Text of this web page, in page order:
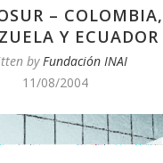
– COLOMBIA,
Y ECUADOR
by Fundación INAI
11/08/2004